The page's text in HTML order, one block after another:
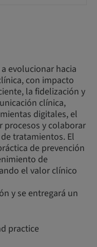
evolucionar hacia
con impacto
la fidelización y
clínica,
digitales, el
procesos y colaborar
tratamientos. El
de prevención
de
el valor clínico
y se entregará un
practice